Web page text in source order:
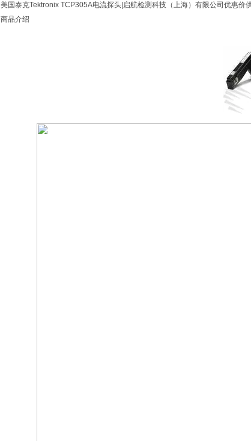
美国泰克Tektronix TCP305A电流探头|启航检测科技（上海）有限公司优惠价
商品介绍